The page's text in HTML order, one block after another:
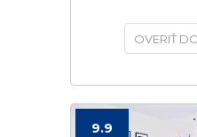
OVERIŤ
9.9